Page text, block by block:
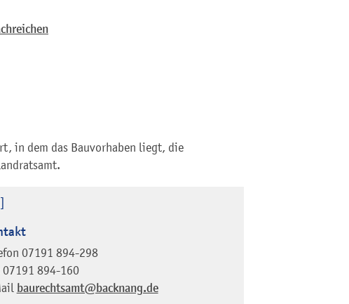
in dem das Bauvorhaben liegt, die
07191 894-298
07191 894-160
baurechtsamt@backnang.de